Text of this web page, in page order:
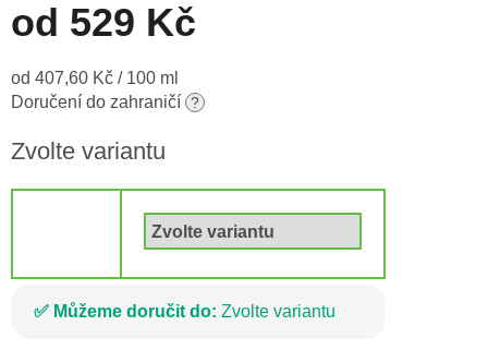
od 529 Kč
Měrná
cena:
od 407,60 Kč / 100 ml
Doručení do zahraničí ?
Zvolte variantu
Můžeme doručit do: Zvolte variantu